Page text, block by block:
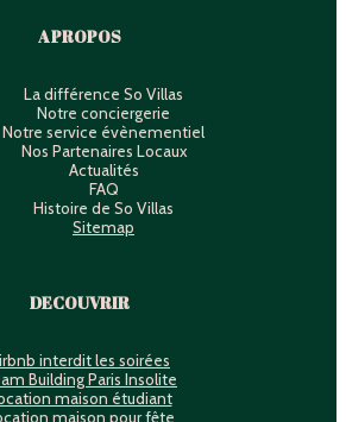
A PROPOS
La différence So Villas
Notre conciergerie
Notre service évènementiel
Nos Partenaires Locaux
Actualités
FAQ
Histoire de So Villas
Sitemap
DECOUVRIR
interdit les soirées
Building Paris Insolite
maison étudiant
maison pour fête